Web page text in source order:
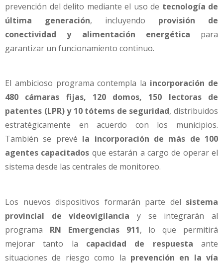
prevención del delito mediante el uso de tecnología de
última generación, incluyendo provisión de
conectividad y alimentación energética para
garantizar un funcionamiento continuo.
El ambicioso programa contempla la incorporación de
480 cámaras fijas, 120 domos, 150 lectoras de
patentes (LPR) y 10 tótems de seguridad, distribuidos
estratégicamente en acuerdo con los municipios.
También se prevé la incorporación de más de 100
agentes capacitados que estarán a cargo de operar el
sistema desde las centrales de monitoreo.
Los nuevos dispositivos formarán parte del sistema
provincial de videovigilancia y se integrarán al
programa RN Emergencias 911, lo que permitirá
mejorar tanto la capacidad de respuesta ante
situaciones de riesgo como la prevención en la vía